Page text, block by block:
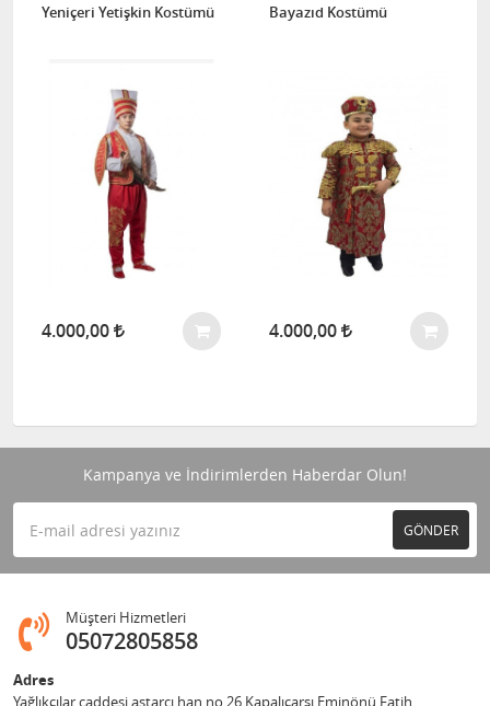
Yeniçeri Yetişkin Kostümü
4.000,00
Bayazıd Kostümü
4.000,00
Kampanya ve İndirimlerden Haberdar Olun!
GÖNDER
Müşteri Hizmetleri
05072805858
Adres